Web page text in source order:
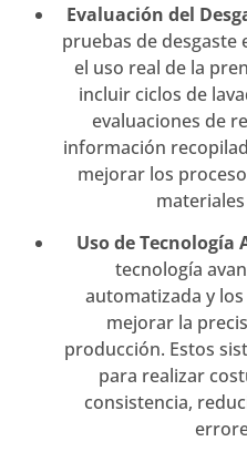
Evaluación del
pruebas de desgaste
el uso real de la
incluir ciclos de
evaluaciones de
información
mejorar los
Uso de Tecnología
tecnología
automatizada y
mejorar la
producción. Estos
para realizar
consistencia,